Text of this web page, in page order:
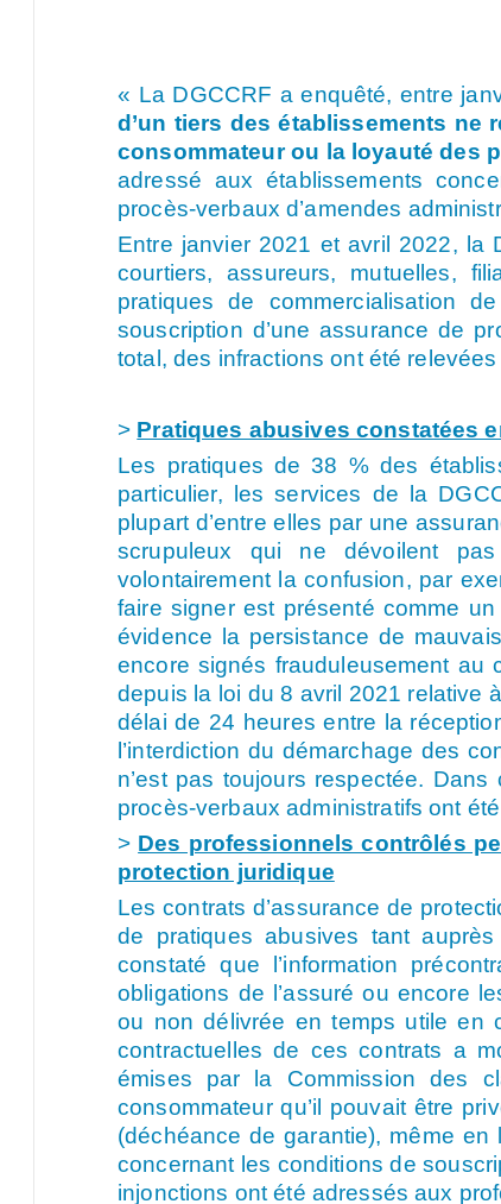
« La DGCCRF a enquêté, entre
d’un tiers des établissements ne
consommateur ou la loyauté des
adressé aux établissements
procès-verbaux d’amendes
Entre janvier 2021 et avril 2022, la
courtiers, assureurs, mutuelles,
pratiques de commercialisation
souscription d’une assurance de
total, des infractions ont été
> Pratiques abusives constatées
Les pratiques de 38 % des
particulier, les services de la
plupart d’entre elles par une
scrupuleux qui ne dévoilent
volontairement la confusion, par
faire signer est présenté comme
évidence la persistance de
encore signés frauduleusement au
depuis la loi du 8 avril 2021 relative
délai de 24 heures entre la
l’interdiction du démarchage des
n’est pas toujours respectée.
procès-verbaux administratifs ont
> Des professionnels contrôlés
protection juridique
Les contrats d’assurance de
de pratiques abusives tant
constaté que l’information
obligations de l’assuré ou encore
ou non délivrée en temps utile en
contractuelles de ces contrats a
émises par la Commission des
consommateur qu’il pouvait être
(déchéance de garantie), même en
concernant les conditions de
injonctions ont été adressés aux